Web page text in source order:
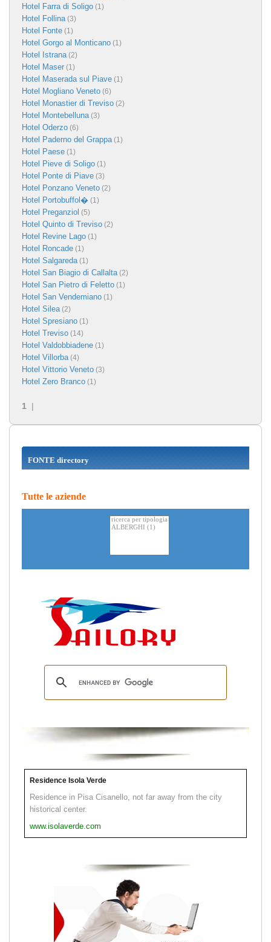
Hotel Farra di Soligo (1)
Hotel Follina(3)
Hotel Fonte (1)
Hotel Gorgo al Monticano (1)
Hotel Istrana(2)
Hotel Maser (1)
Hotel Maserada sul Piave (1)
Hotel Mogliano Veneto (6)
Hotel Monastier di Treviso (2)
Hotel Montebelluna(3)
Hotel Oderzo (6)
Hotel Paderno del Grappa(1)
Hotel Paese (1)
Hotel Pieve di Soligo (1)
Hotel Ponte di Piave (3)
Hotel Ponzano Veneto (2)
Hotel Portobuffol� (1)
Hotel Preganziol (5)
Hotel Quinto di Treviso (2)
Hotel Revine Lago (1)
Hotel Roncade (1)
Hotel Salgareda(1)
Hotel San Biagio di Callalta(2)
Hotel San Pietro di Feletto (1)
Hotel San Vendemiano (1)
Hotel Silea(2)
Hotel Spresiano (1)
Hotel Treviso (14)
Hotel Valdobbiadene (1)
Hotel Villorba(4)
Hotel Vittorio Veneto (3)
Hotel Zero Branco (1)
1 |
FONTE directory
Tutte le aziende
Residence Isola Verde
Residence in Pisa Cisanello, not far away from the city
historical center.
www.isolaverde.com